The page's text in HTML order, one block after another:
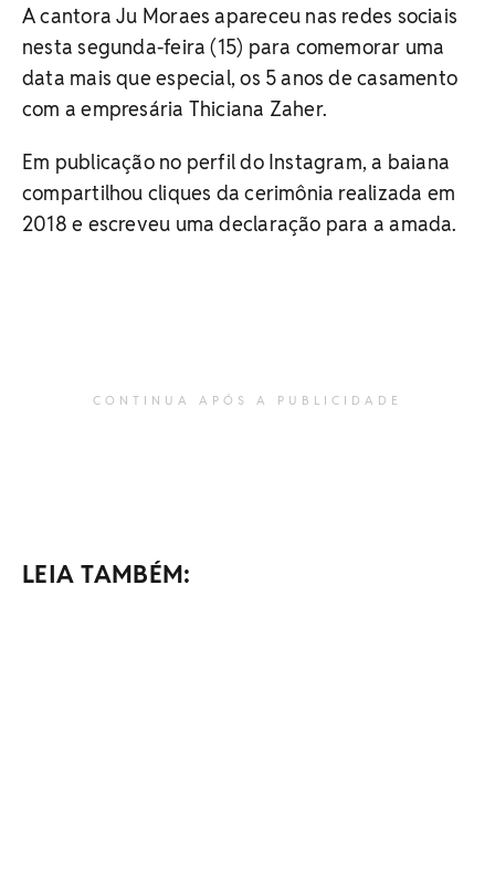
A cantora Ju Moraes apareceu nas redes sociais
nesta segunda-feira (15) para comemorar uma
data mais que especial, os 5 anos de casamento
com a empresária Thiciana Zaher.
Em publicação no perfil do Instagram, a baiana
compartilhou cliques da cerimônia realizada em
2018 e escreveu uma declaração para a amada.
CONTINUA APÓS A PUBLICIDADE
LEIA TAMBÉM: